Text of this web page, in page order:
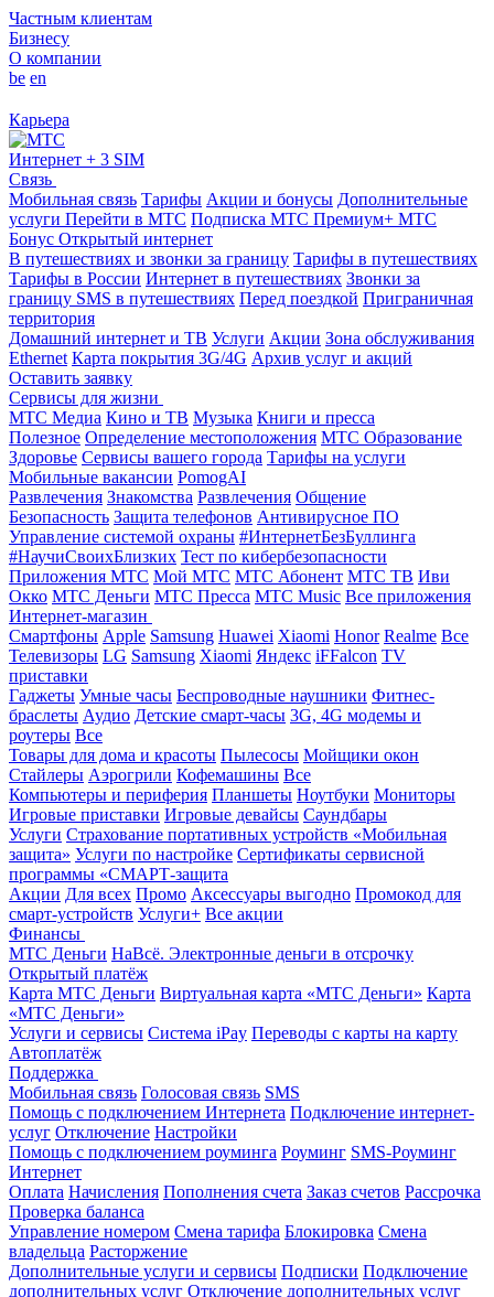
Частным клиентам
Бизнесу
О компании
be en
Карьера
Интернет + 3 SIM
Связь
Мобильная связь Тарифы Акции и бонусы Дополнительные
услуги Перейти в МТС Подписка МТС Премиум+ МТС
Бонус Открытый интернет
В путешествиях и звонки за границу Тарифы в путешествиях
Тарифы в России Интернет в путешествиях Звонки за
границу SMS в путешествиях Перед поездкой Приграничная
территория
Домашний интернет и ТВ Услуги Акции Зона обслуживания
Ethernet Карта покрытия 3G/4G Архив услуг и акций
Оставить заявку
Сервисы для жизни
МТС Медиа Кино и ТВ Музыка Книги и пресса
Полезное Определение местоположения МТС Образование
Здоровье Сервисы вашего города Тарифы на услуги
Мобильные вакансии PomogAI
Развлечения Знакомства Развлечения Общение
Безопасность Защита телефонов Антивирусное ПО
Управление системой охраны #ИнтернетБезБуллинга
#НаучиСвоихБлизких Тест по кибербезопасности
Приложения МТС Мой МТС МТС Абонент МТС ТВ Иви
Окко МТС Деньги МТС Пресса МТС Music Все приложения
Интернет-магазин
Смартфоны Apple Samsung Huawei Xiaomi Honor Realme Все
Телевизоры LG Samsung Xiaomi Яндекс iFFalcon TV
приставки
Гаджеты Умные часы Беспроводные наушники Фитнес-
браслеты Аудио Детские смарт-часы 3G, 4G модемы и
роутеры Все
Товары для дома и красоты Пылесосы Мойщики окон
Стайлеры Аэрогрили Кофемашины Все
Компьютеры и периферия Планшеты Ноутбуки Мониторы
Игровые приставки Игровые девайсы Саундбары
Услуги Страхование портативных устройств «Мобильная
защита» Услуги по настройке Сертификаты сервисной
программы «СМАРТ-защита
Акции Для всех Промо Аксессуары выгодно Промокод для
смарт-устройств Услуги+ Все акции
Финансы
МТС Деньги НаВсё. Электронные деньги в отсрочку
Открытый платёж
Карта МТС Деньги Виртуальная карта «МТС Деньги» Карта
«МТС Деньги»
Услуги и сервисы Система iPay Переводы с карты на карту
Автоплатёж
Поддержка
Мобильная связь Голосовая связь SMS
Помощь с подключением Интернета Подключение интернет-
услуг Отключение Настройки
Помощь с подключением роуминга Роуминг SMS-Роуминг
Интернет
Оплата Начисления Пополнения счета Заказ счетов Рассрочка
Проверка баланса
Управление номером Смена тарифа Блокировка Смена
владельца Расторжение
Дополнительные услуги и сервисы Подписки Подключение
дополнительных услуг Отключение дополнительных услуг